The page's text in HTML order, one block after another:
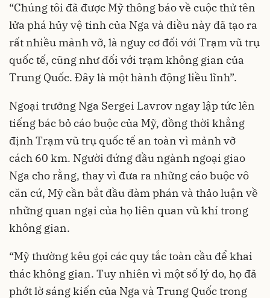
“Chúng tôi đã được Mỹ thông báo về cuộc thử tên
lửa phá hủy vệ tinh của Nga và điều này đã tạo ra
rất nhiều mảnh vỡ, là nguy cơ đối với Trạm vũ trụ
quốc tế, cũng như đối với trạm không gian của
Trung Quốc. Đây là một hành động liều lĩnh”.
Ngoại trưởng Nga Sergei Lavrov ngay lập tức lên
tiếng bác bỏ cáo buộc của Mỹ, đồng thời khẳng
định Trạm vũ trụ quốc tế an toàn vì mảnh vỡ
cách 60 km. Người đứng đầu ngành ngoại giao
Nga cho rằng, thay vì đưa ra những cáo buộc vô
căn cứ, Mỹ cần bắt đầu đàm phán và thảo luận về
những quan ngại của họ liên quan vũ khí trong
không gian.
“Mỹ thường kêu gọi các quy tắc toàn cầu để khai
thác không gian. Tuy nhiên vì một số lý do, họ đã
phớt lờ sáng kiến của Nga và Trung Quốc trong